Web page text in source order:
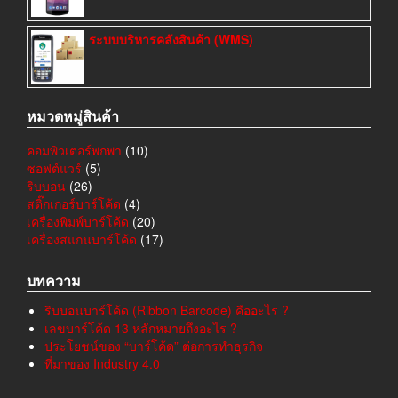
ระบบบริหารคลังสินค้า (WMS)
หมวดหมู่สินค้า
คอมพิวเตอร์พกพา (10)
ซอฟต์แวร์ (5)
ริบบอน (26)
สติ๊กเกอร์บาร์โค้ด (4)
เครื่องพิมพ์บาร์โค้ด (20)
เครื่องสแกนบาร์โค้ด (17)
บทความ
ริบบอนบาร์โค้ด (Ribbon Barcode) คืออะไร ?
เลขบาร์โค้ด 13 หลักหมายถึงอะไร ?
ประโยชน์ของ “บาร์โค้ด” ต่อการทำธุรกิจ
ที่มาของ Industry 4.0